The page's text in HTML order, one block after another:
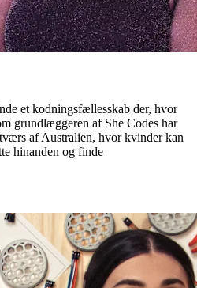
et kodningsfællesskab der, hvor
grundlæggeren af She Codes har
af Australien, hvor kvinder kan
hinanden og finde